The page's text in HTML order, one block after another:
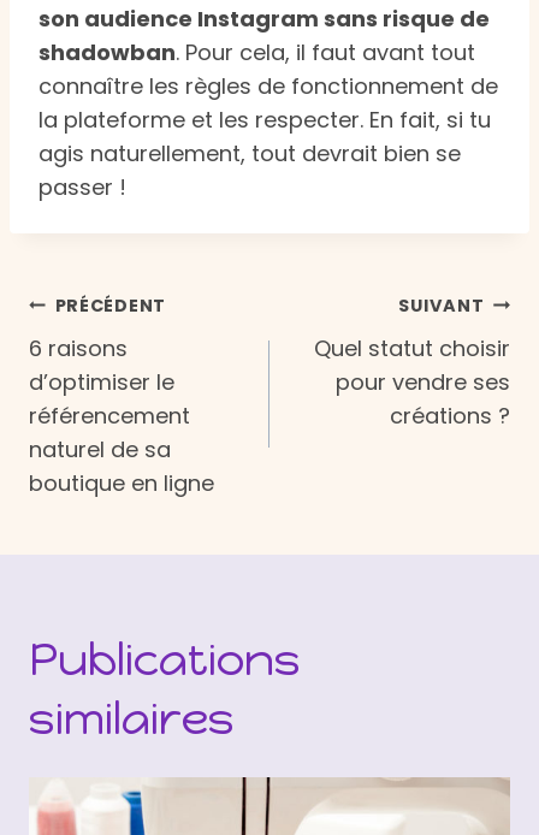
son audience Instagram sans risque de
shadowban. Pour cela, il faut avant tout
connaître les règles de fonctionnement de
la plateforme et les respecter. En fait, si tu
agis naturellement, tout devrait bien se
passer !
Navigation
de
l’article
PRÉCÉDENT
6 raisons
d’optimiser le
référencement
naturel de sa
boutique en ligne
SUIVANT
Quel statut choisir
pour vendre ses
créations ?
Publications
similaires